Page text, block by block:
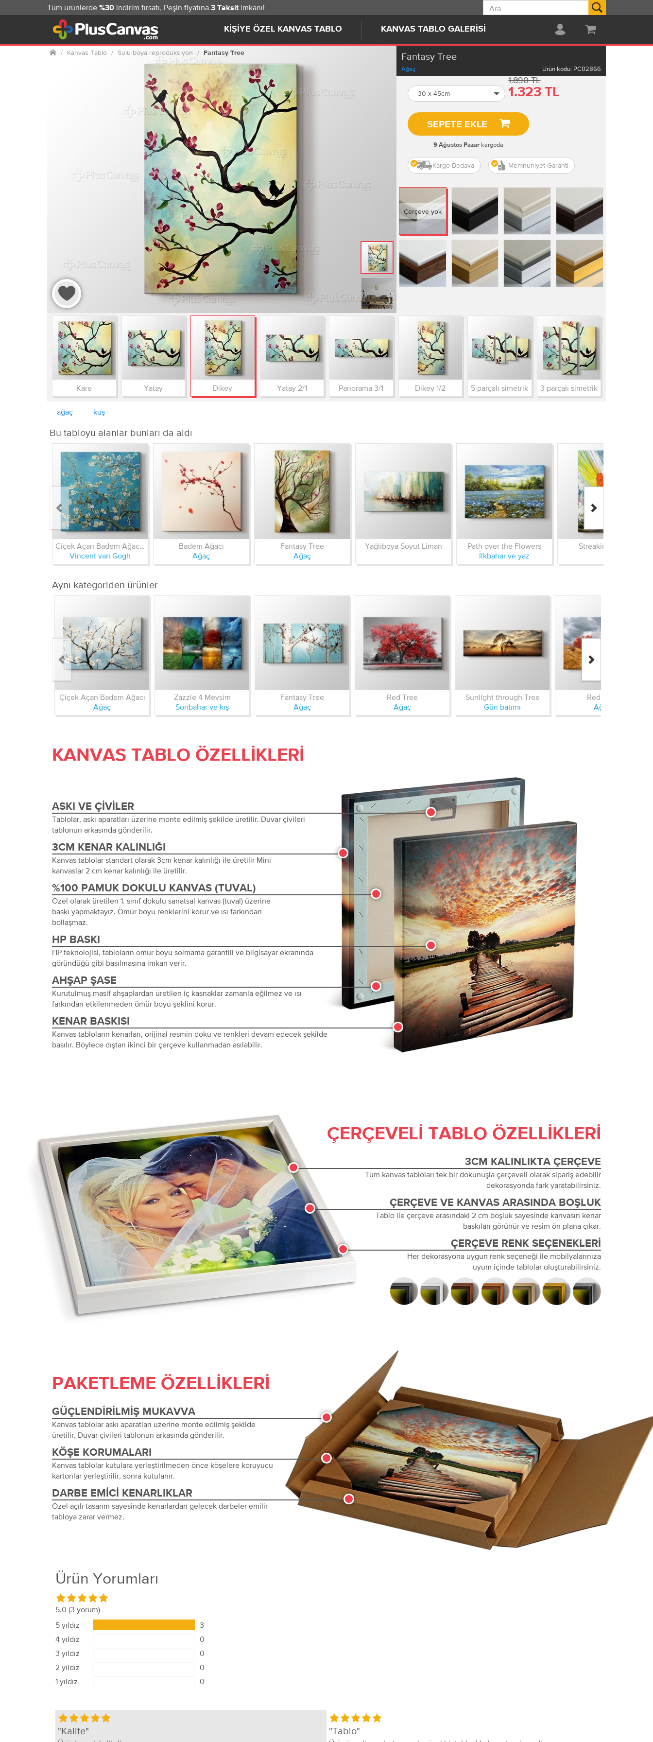
KIŞIYE ÖZEL KANVAS TABLO KANVAS TABLO GALERISI
Tüm ürünlerde %30 indirim fırsatı, Peşin fiyatına 3 Taksit imkanı!
Ana sayfa
Kanvas Tablo Sulu boya reprodüksiyon Fantasy Tree Fantasy Tree
Ağaç Ürün kodu: PC02866
30 x 45cm
1.890 TL
1.323 TL
SEPETE EKLE
9 Ağustos Pazarkargoda
Kargo Bedava Memnuniyet Garanti
Çerçeve yok
Kare Yatay Dikey Yatay 2/1 Panorama 3/1 Dikey 1/2 5 parçalı simetrik 3 parçalı simetrik
ağaç kuş
Bu tabloyu alanlar bunları da aldı
Vincent van Gogh
Badem Ağacı
Ağaç
Fantasy Tree
Ağaç
Yağlıboya Soyut Liman
Path over the Flowers
İlkbahar ve yaz
Streaking Yatch
Aynı kategoriden ürünler
Çiçek Açan Badem Ağacı
Ağaç
Zazzle 4 Mevsim
Sonbahar ve kış
Fantasy Tree
Ağaç
Red Tree
Ağaç
Sunlight through Tree
Gün batımı
Red Tree
Ağaç
KANVAS TABLO ÖZELLIKLERI
ASKI VE ÇIVILER
Tablolar, askı aparatları üzerine monte edilmiş şekilde üretilir. Duvar çivileri
tablonun arkasında gönderilir.
3CM KENAR KALINLIĞI
Kanvas tablolar standart olarak 3cm kenar kalınlığı ile üretilir Mini
kanvaslar 2 cm kenar kalınlığı ile üretilir.
%100 PAMUK DOKULU KANVAS (TUVAL)
Özel olarak üretilen 1. sınıf dokulu sanatsal kanvas (tuval) üzerine
baskı yapmaktayız. Ömür boyu renklerini korur ve ısı farkından
bollaşmaz.
HP BASKI
HP teknolojisi, tabloların ömür boyu solmama garantili ve bilgisayar ekranında
göründüğü gibi basılmasına imkan verir.
AHŞAP ŞASE
Kurutulmuş masif ahşaplardan üretilen iç kasnaklar zamanla eğilmez ve ısı
farkından etkilenmeden ömür boyu şeklini korur.
KENAR BASKISI
Kanvas tabloların kenarları, orijinal resmin doku ve renkleri devam edecek şekilde
basılır. Böylece dıştan ikinci bir çerçeve kullanmadan asılabilir.
ÇERÇEVELI TABLO ÖZELLIKLERI
3CM KALINLIKTA ÇERÇEVE
Tüm kanvas tabloları tek bir dokunuşla çerçeveli olarak sipariş edebilir
dekorasyonda fark yaratabilirsiniz.
ÇERÇEVE VE KANVAS ARASINDA BOŞLUK
Tablo ile çerçeve arasındaki 2 cm boşluk sayesinde kanvasın kenar
baskıları görünür ve resim ön plana çıkar.
ÇERÇEVE RENK SEÇENEKLERI
Her dekorasyona uygun renk seçeneği ile mobilyalarınıza
uyum içinde tablolar oluşturabilirsiniz.
PAKETLEME ÖZELLIKLERI
GÜÇLENDIRILMIŞ MUKAVVA
Kanvas tablolar askı aparatları üzerine monte edilmiş şekilde
üretilir. Duvar çivileri tablonun arkasında gönderilir.
KÖŞE KORUMALARI
Kanvas tablolar kutulara yerleştirilmeden önce köşelere koruyucu
kartonlar yerleştirilir, sonra kutulanır.
DARBE EMICI KENARLIKLAR
Özel açılı tasarım sayesinde kenarlardan gelecek darbeler emilir
tabloya zarar vermez.
Ürün Yorumları
5.0 (3 yorum)
5 yıldız
3
4 yıldız
0
3 yıldız
0
2 yıldız
0
1 yıldız
0
Kalite Tablo